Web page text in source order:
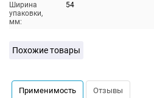
Ширина
упаковки,
мм:
54
Похожие товары
Применимость Отзывы